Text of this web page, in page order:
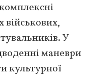
У
маневри
культурної